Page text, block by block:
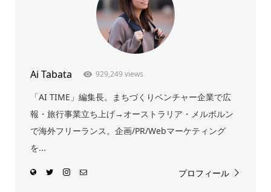
Ai Tabata 929,249 views
「AI TIME」編集長。まちづくりベンチャー企業で広
報・旅行事業立ち上げ→オーストラリア・メルボルン
で海外フリーランス。企画/PR/Webマーケティング
を...
プロフィール